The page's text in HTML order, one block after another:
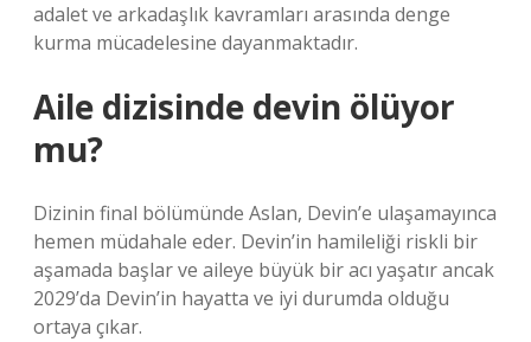
adalet ve arkadaşlık kavramları arasında denge
kurma mücadelesine dayanmaktadır.
Aile dizisinde devin ölüyor
mu?
Dizinin final bölümünde Aslan, Devin’e ulaşamayınca
hemen müdahale eder. Devin’in hamileliği riskli bir
aşamada başlar ve aileye büyük bir acı yaşatır ancak
2029’da Devin’in hayatta ve iyi durumda olduğu
ortaya çıkar.